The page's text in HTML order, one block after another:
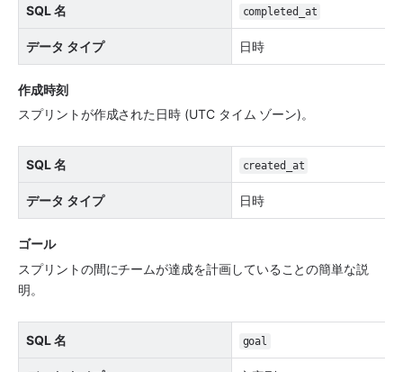
SQL 名 completed_at
データ タイプ 日時
作成時刻
スプリントが作成された日時 (UTC タイム ゾーン)。
SQL 名 created_at
データ タイプ 日時
ゴール
スプリントの間にチームが達成を計画していることの簡単な説
明。
SQL 名 goal